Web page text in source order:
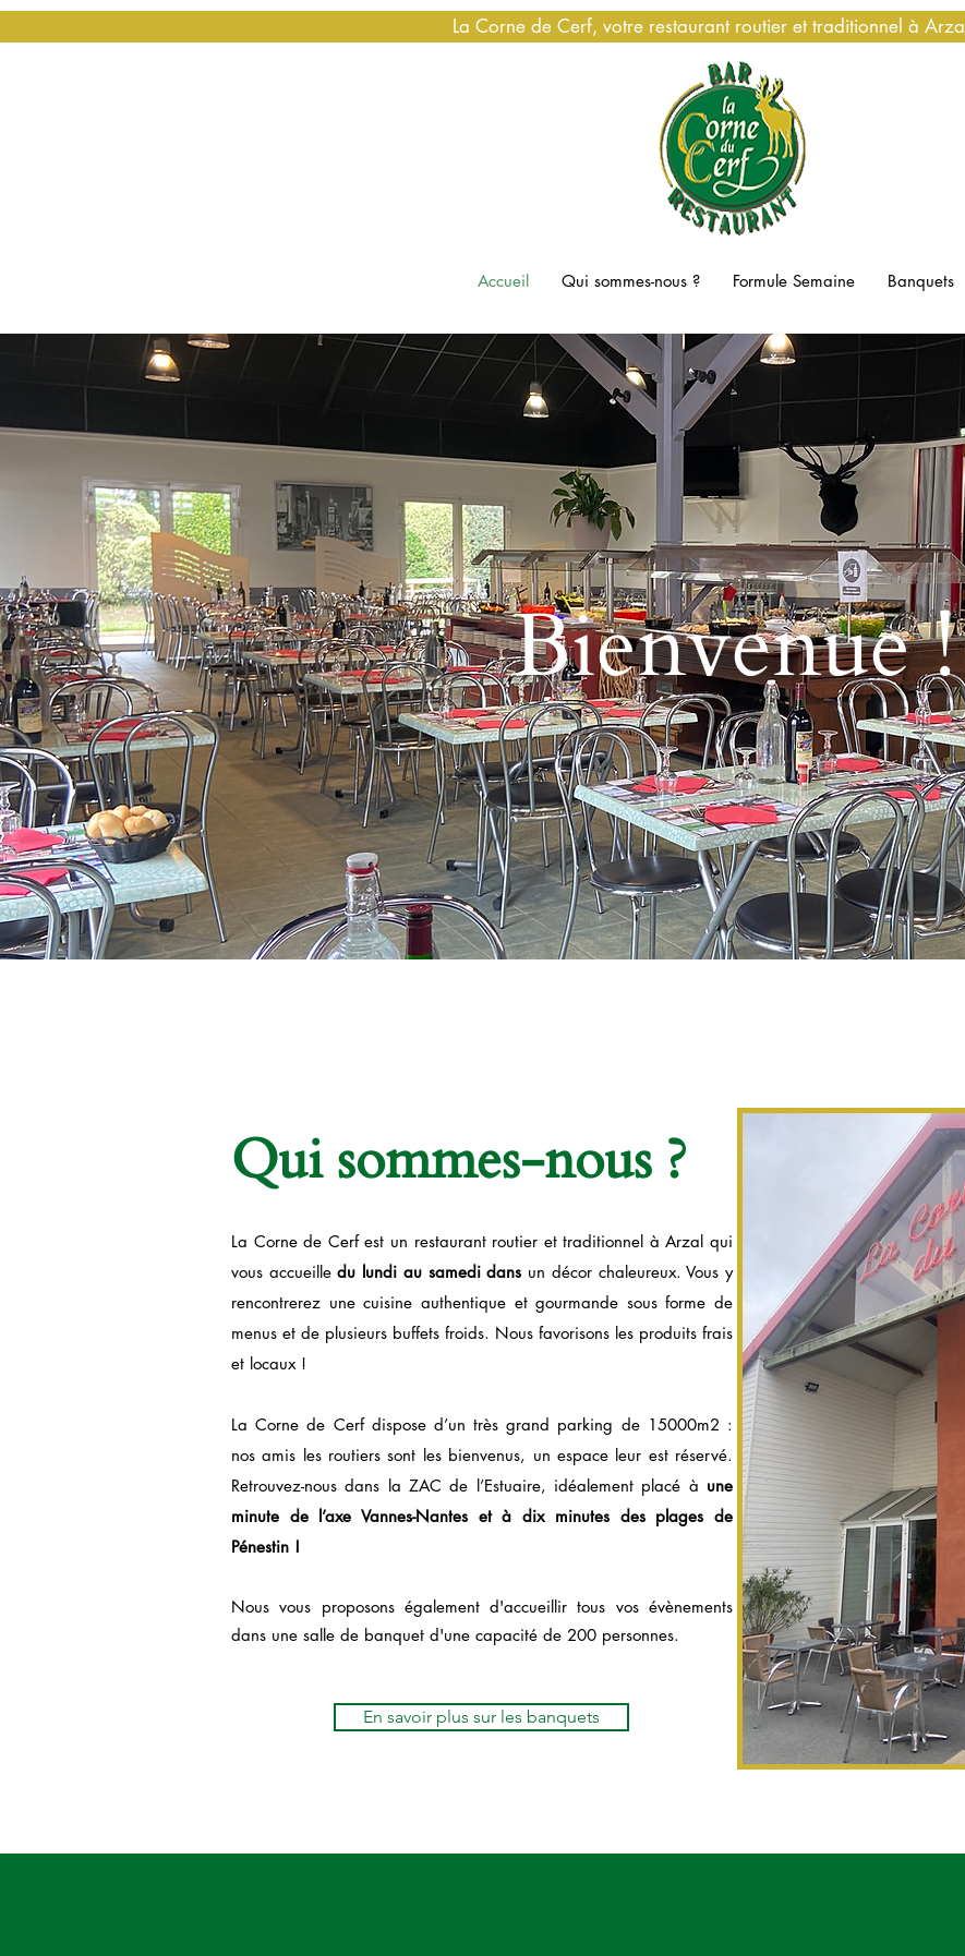
La Corne de Cerf, votre restaurant routier et traditionnel à Arzal
Accueil Qui sommes-nous ? Formule Semaine Banquets
Bienvenue !
Qui sommes-nous ?
La Corne de Cerf est un restaurant routier et traditionnel à Arzal qui
vous accueilledu lundi au samedi dans un décor chaleureux. Vous y
rencontrerez une cuisine authentique et gourmande sous forme de
menus et de plusieurs buffets froids. Nous favorisons les produits frais
et locaux !
​La Corne de Cerf dispose d’un très grand parking de 15000m2 :
nos amis les routiers sont les bienvenus, un espace leur est réservé.
Retrouvez-nous dans la ZAC de l’Estuaire, idéalement placé à une
minute de l’axe Vannes-Nantes et à dix minutes des plages de
Pénestin !
Nous vous proposons également d'accueillir tous vos évènements
dans une salle de banquet d'une capacité de 200 personnes.
En savoir plus sur les banquets